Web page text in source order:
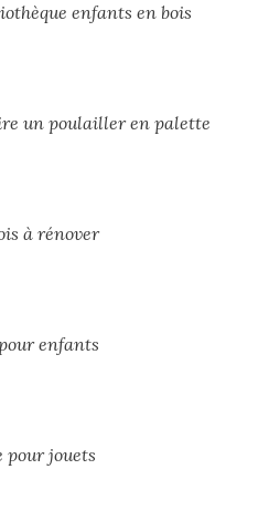
enfants en bois
un poulailler en palette
à rénover
enfants
pour jouets